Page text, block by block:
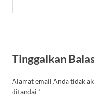
Tinggalkan
Alamat email Anda tidak
ditandai *